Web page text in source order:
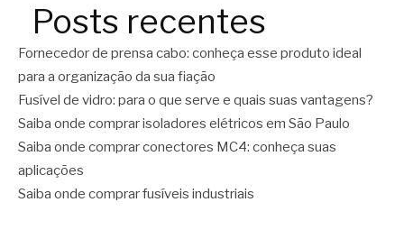
Posts recentes
Fornecedor de prensa cabo: conheça esse produto ideal
para a organização da sua fiação
Fusível de vidro: para o que serve e quais suas vantagens?
Saiba onde comprar isoladores elétricos em São Paulo
Saiba onde comprar conectores MC4: conheça suas
aplicações
Saiba onde comprar fusíveis industriais